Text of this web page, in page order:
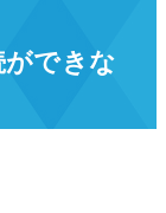
ができな